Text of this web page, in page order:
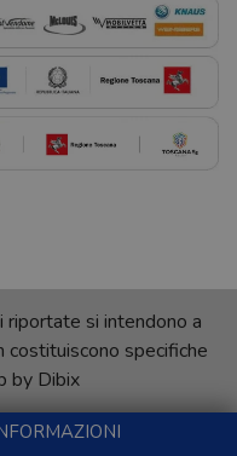
si intendono a
specifiche
by Dibix